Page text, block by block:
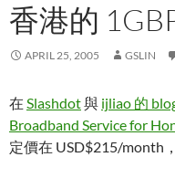
香港的
APRIL 25, 2005 GSLIN
在 Slashdot與 ijliao 的
Broadband Service for
定價在 USD$215/month